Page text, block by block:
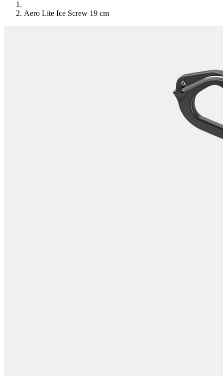
Aero Lite Ice Screw 19 cm